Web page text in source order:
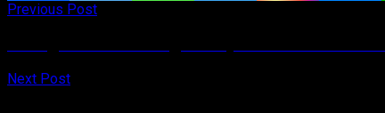
Previous Post
Next Post